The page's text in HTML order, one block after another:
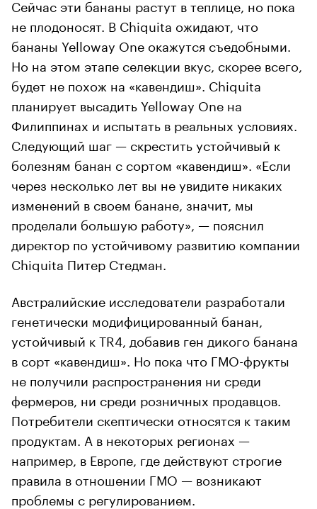
Сейчас эти бананы растут в теплице, но пока
не плодоносят. В Chiquita ожидают, что
бананы Yelloway One окажутся съедобными.
Но на этом этапе селекции вкус, скорее всего,
будет не похож на «кавендиш». Chiquita
планирует высадить Yelloway One на
Филиппинах и испытать в реальных условиях.
Следующий шаг — скрестить устойчивый к
болезням банан с сортом «кавендиш». «Если
через несколько лет вы не увидите никаких
изменений в своем банане, значит, мы
проделали большую работу», — пояснил
директор по устойчивому развитию компании
Chiquita Питер Стедман.
Австралийские исследователи разработали
генетически модифицированный банан,
устойчивый к TR4, добавив ген дикого банана
в сорт «кавендиш». Но пока что ГМО-фрукты
не получили распространения ни среди
фермеров, ни среди розничных продавцов.
Потребители скептически относятся к таким
продуктам. А в некоторых регионах —
например, в Европе, где действуют строгие
правила в отношении ГМО — возникают
проблемы с регулированием.